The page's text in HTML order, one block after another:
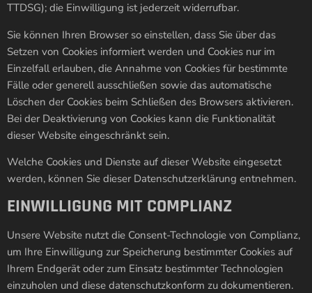
TTDSG); die Einwilligung ist jederzeit widerrufbar.
Sie können Ihren Browser so einstellen, dass Sie über das
Setzen von Cookies informiert werden und Cookies nur im
Einzelfall erlauben, die Annahme von Cookies für bestimmte
Fälle oder generell ausschließen sowie das automatische
Löschen der Cookies beim Schließen des Browsers aktivieren.
Bei der Deaktivierung von Cookies kann die Funktionalität
dieser Website eingeschränkt sein.
Welche Cookies und Dienste auf dieser Website eingesetzt
werden, können Sie dieser Datenschutzerklärung entnehmen.
EINWILLIGUNG MIT COMPLIANZ
Unsere Website nutzt die Consent-Technologie von Complianz,
um Ihre Einwilligung zur Speicherung bestimmter Cookies auf
Ihrem Endgerät oder zum Einsatz bestimmter Technologien
einzuholen und diese datenschutzkonform zu dokumentieren.